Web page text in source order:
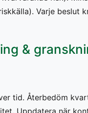
Varje beslut
&
tid. Återbedöm